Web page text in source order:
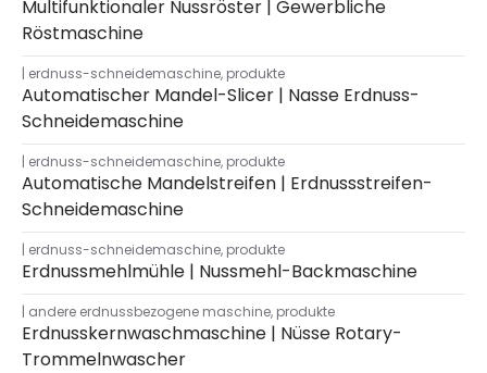
Multifunktionaler Nussröster | Gewerbliche
Röstmaschine
erdnuss-schneidemaschine, produkte
Automatischer Mandel-Slicer | Nasse Erdnuss-
Schneidemaschine
erdnuss-schneidemaschine, produkte
Automatische Mandelstreifen | Erdnussstreifen-
Schneidemaschine
erdnuss-schneidemaschine, produkte
Erdnussmehlmühle | Nussmehl-Backmaschine
andere erdnussbezogene maschine, produkte
Erdnusskernwaschmaschine | Nüsse Rotary-
Trommelnwascher